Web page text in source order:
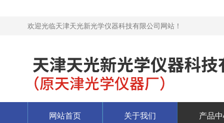
欢迎光临天津天光新光学仪器科技有限公司网站！
网站首页 关于我们 产品